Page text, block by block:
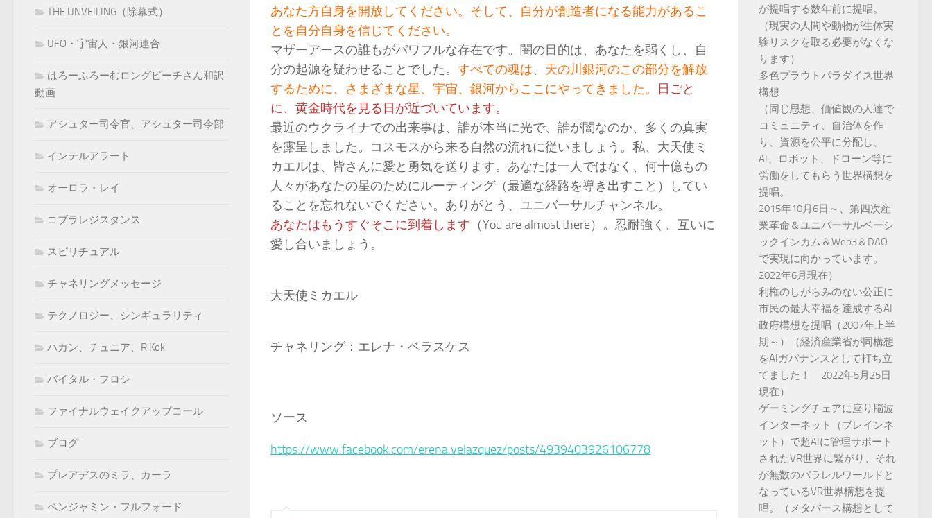
あなた方自身を開放してください。そして、自分が創造者になる能力があるこ
とを自分自身を信じてください。
マザーアースの誰もがパワフルな存在です。闇の目的は、あなたを弱くし、自
分の起源を疑わせることでした。 すべての魂は、天の川銀河のこの部分を解放
するために、さまざまな星、宇宙、銀河からここにやってきました。
日ごと
に、黄金時代を見る日が近づいています。
最近のウクライナでの出来事は、誰が本当に光で、誰が闇なのか、多くの真実
を露呈しました。コスモスから来る自然の流れに従いましょう。私、大天使ミ
カエルは、皆さんに愛と勇気を送ります。あなたは一人ではなく、何十億もの
人々があなたの星のためにルーティング（最適な経路を導き出すこと）してい
ることを忘れないでください。ありがとう、ユニバーサルチャンネル。
あなたはもうすぐそこに到着します （You are almost there）。忍耐強く、互いに
愛し合いましょう。
大天使ミカエル
チャネリング：エレナ・ベラスケス
ソース
https://www.facebook.com/erena.velazquez/posts/4939403926106778
THE UNVEILING（除幕式）
UFO・宇宙人・銀河連合
はろーふろーむロングビーチさん和訳
動画
アシュター司令官、アシュター司令部
インテルアラート
オーロラ・レイ
コブラレジスタンス
スピリチュアル
チャネリングメッセージ
テクノロジー、シンギュラリティ
ハカン、チュニア、R'Kok
バイタル・フロシ
ファイナルウェイクアップコール
ブログ
プレアデスのミラ、カーラ
ベンジャミン・フルフォード
が提唱する数年前に提唱。
（現実の人間や動物が生体実
験リスクを取る必要がなくな
ります）
多色プラウトパラダイス世界
構想
（同じ思想、価値観の人達で
コミュニティ、自治体を作
り、資源を公平に分配し、
AI、ロボット、ドローン等に
労働をしてもらう世界構想を
提唱。
2015年10月6日～、第四次産
業革命＆ユニバーサルベーシ
ックインカム＆Web3＆DAO
で実現に向かっています。
2022年6月現在）
利権のしがらみのない公正に
市民の最大幸福を達成するAI
政府構想を提唱（2007年上半
期～）（経済産業省が同構想
をAIガバナンスとして打ち立
てました！ 2022年5月25日
現在）
ゲーミングチェアに座り脳波
インターネット（ブレインネ
ット）で超AIに管理サポート
されたVR世界に繋がり、それ
が無数のパラレルワールドと
なっているVR世界構想を提
唱。（メタバース構想として